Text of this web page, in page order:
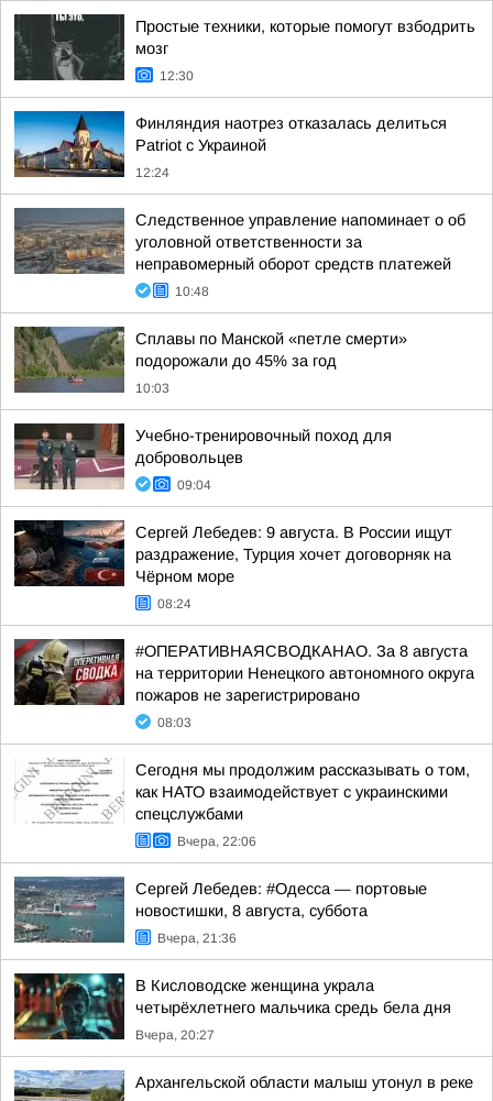
Простые техники, которые помогут взбодрить
мозг
12:30
Финляндия наотрез отказалась делиться
Patriot с Украиной
12:24
Следственное управление напоминает о об
уголовной ответственности за
неправомерный оборот средств платежей
10:48
Сплавы по Манской «петле смерти»
подорожали до 45% за год
10:03
Учебно-тренировочный поход для
добровольцев
09:04
Сергей Лебедев: 9 августа. В России ищут
раздражение, Турция хочет договорняк на
Чёрном море
08:24
#ОПЕРАТИВНАЯСВОДКАНАО. За 8 августа
на территории Ненецкого автономного округа
пожаров не зарегистрировано
08:03
Сегодня мы продолжим рассказывать о том,
как НАТО взаимодействует с украинскими
спецслужбами
Вчера, 22:06
Сергей Лебедев: #Одесса — портовые
новостишки, 8 августа, суббота
Вчера, 21:36
В Кисловодске женщина украла
четырёхлетнего мальчика средь бела дня
Вчера, 20:27
Архангельской области малыш утонул в реке